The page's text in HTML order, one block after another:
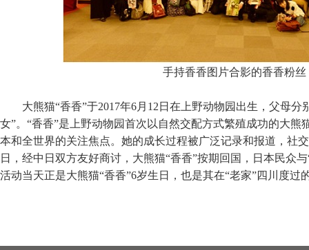
手持香香图片合影的香香粉丝
大熊猫“香香”于2017年6月12日在上野动物园出生，父母分
女”。“香香”是上野动物园首次以自然交配方式繁殖成功的大熊
本和全世界的关注焦点。她的成长过程被广泛记录和报道，社
日，经中日双方友好商讨，大熊猫“香香”按期回国，日本民众
活动当天正是大熊猫“香香”6岁生日，也是其在“老家”四川度过